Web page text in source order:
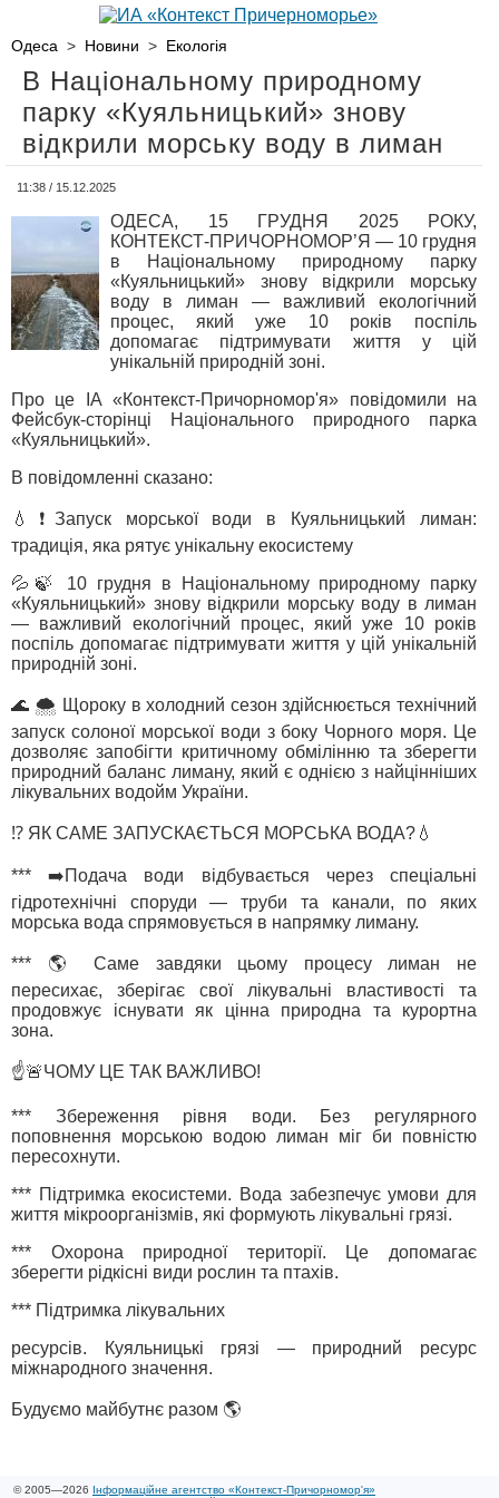
Одеса > Новини > Екологія
В Національному природному
парку «Куяльницький» знову
відкрили морську воду в лиман
11:38 / 15.12.2025
ОДЕСА, 15 ГРУДНЯ 2025 РОКУ,
КОНТЕКСТ-ПРИЧОРНОМОР’Я — 10 грудня
в Національному природному парку
«Куяльницький» знову відкрили морську
воду в лиман — важливий екологічний
процес, який уже 10 років поспіль
допомагає підтримувати життя у цій
унікальній природній зоні.
Про це ІА «Контекст-Причорномор'я» повідомили на
Фейсбук-сторінці Національного природного парка
«Куяльницький».
В повідомленні сказано:
💧❗️Запуск морської води в Куяльницький лиман:
традиція, яка рятує унікальну екосистему
💦🍃 10 грудня в Національному природному парку
«Куяльницький» знову відкрили морську воду в лиман
— важливий екологічний процес, який уже 10 років
поспіль допомагає підтримувати життя у цій унікальній
природній зоні.
🌊 🌨️ Щороку в холодний сезон здійснюється технічний
запуск солоної морської води з боку Чорного моря. Це
дозволяє запобігти критичному обмілінню та зберегти
природний баланс лиману, який є однією з найцінніших
лікувальних водойм України.
⁉️ ЯК САМЕ ЗАПУСКАЄТЬСЯ МОРСЬКА ВОДА?💧
*** ➡️Подача води відбувається через спеціальні
гідротехнічні споруди — труби та канали, по яких
морська вода спрямовується в напрямку лиману.
*** 🌎 Саме завдяки цьому процесу лиман не
пересихає, зберігає свої лікувальні властивості та
продовжує існувати як цінна природна та курортна
зона.
☝️🚨ЧОМУ ЦЕ ТАК ВАЖЛИВО!
*** Збереження рівня води. Без регулярного
поповнення морською водою лиман міг би повністю
пересохнути.
*** Підтримка екосистеми. Вода забезпечує умови для
життя мікроорганізмів, які формують лікувальні грязі.
*** Охорона природної території. Це допомагає
зберегти рідкісні види рослин та птахів.
*** Підтримка лікувальних
ресурсів. Куяльницькі грязі — природний ресурс
міжнародного значення.
Будуємо майбутнє разом 🌎
© 2005—2026 Інформаційне агентство «Контекст-Причорномор'я»